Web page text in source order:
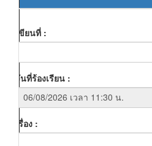
เขียนที่ :
วันที่ร้องเรียน :
เรื่อง :